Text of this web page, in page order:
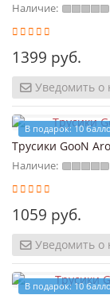
Наличие:
1399 руб.
Уведомить о
В подарок: 10
Трусики GooN
Наличие:
1059 руб.
Уведомить о
В подарок: 10